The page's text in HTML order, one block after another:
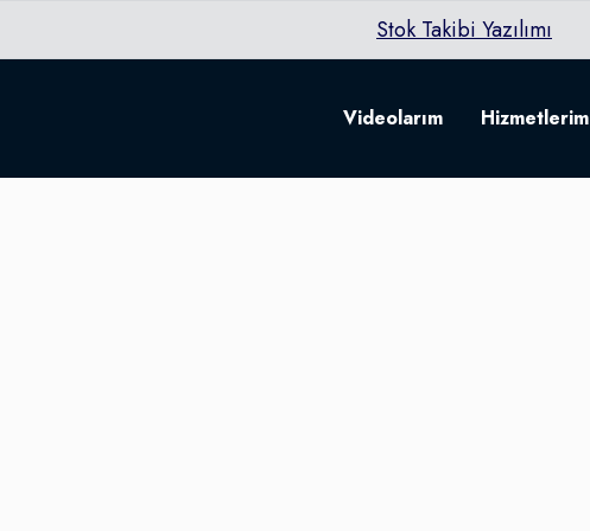
Stok Takibi Yazılımı
Videolarım Hizmetlerim